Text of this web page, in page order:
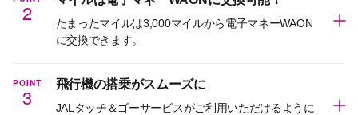
2
たまったマイルは3,000マイルから電子マネーWAON
に交換できます。
POINT
3
飛行機の搭乗がスムーズに
JALタッチ＆ゴーサービスがご利用いただけるように